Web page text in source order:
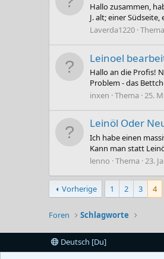
Hallo zusammen,
J. alt; einer
Laverda1220 Thema
Leinoel
Hallo an die Profis!
Problem - das
inxen Thema 25.
Leinöl Oder
Ich habe einen
Kann man statt
lenno Thema 23.
Vorherige 1 2 3 4
Foren Schlagworte
Deutsch [Du]